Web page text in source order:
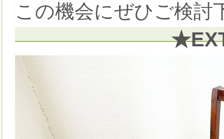
この機会にぜひご検討